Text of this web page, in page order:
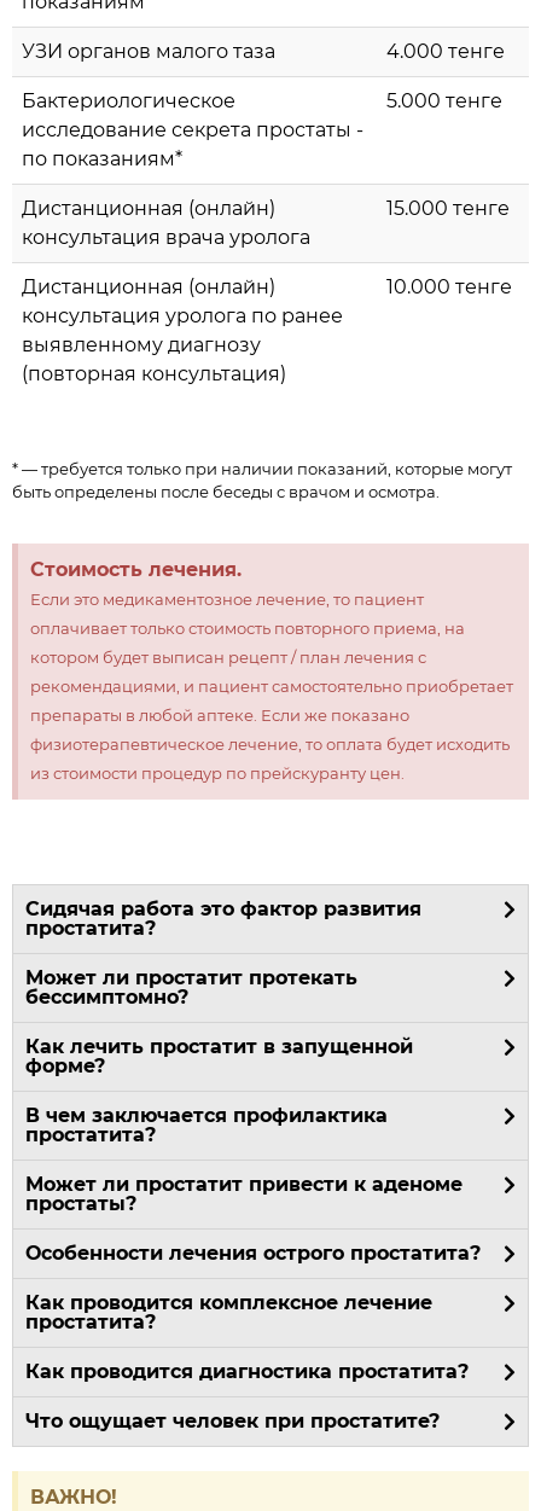
УЗИ органов малого таза 4.000 тенге
Бактериологическое
исследование секрета простаты -
по показаниям*
5.000 тенге
Дистанционная (онлайн)
консультация врача уролога
15.000 тенге
Дистанционная (онлайн)
консультация уролога по ранее
выявленному диагнозу
(повторная консультация)
10.000 тенге
* — требуется только при наличии показаний, которые могут
быть определены после беседы с врачом и осмотра.
Стоимость лечения.
Если это медикаментозное лечение, то пациент
оплачивает только стоимость повторного приема, на
котором будет выписан рецепт / план лечения с
рекомендациями, и пациент самостоятельно приобретает
препараты в любой аптеке. Если же показано
физиотерапевтическое лечение, то оплата будет исходить
из стоимости процедур по прейскуранту цен.
Сидячая работа это фактор развития
простатита?
Может ли простатит протекать
бессимптомно?
Как лечить простатит в запущенной
форме?
В чем заключается профилактика
простатита?
Может ли простатит привести к аденоме
простаты?
Особенности лечения острого простатита?
Как проводится комплексное лечение
простатита?
Как проводится диагностика простатита?
Что ощущает человек при простатите?
ВАЖНО!